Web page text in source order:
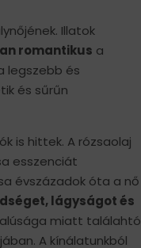
Illatok
romantikus a
legszebb és
és sűrűn
is hittek. A rózsaolaj
esszenciát
évszázadok óta a nő
lágyságot és
miatt találahtó
A kínálatunkból